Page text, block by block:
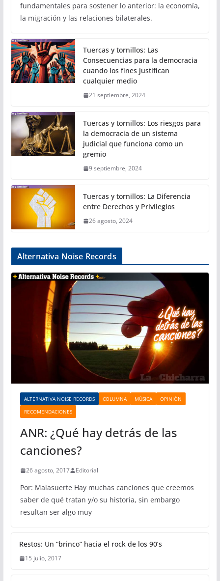
fundamentales para sostener lo anterior: la economía,
la migración y las relaciones bilaterales.
Tuercas y tornillos: Las
Consecuencias para la democracia
cuando los fines justifican
cualquier medio
21 septiembre, 2024
Tuercas y tornillos: Los riesgos para
la democracia de un sistema
judicial que funciona como un
gremio
9 septiembre, 2024
Tuercas y tornillos: La Diferencia
entre Derechos y Privilegios
26 agosto, 2024
Alternativa Noise Records
ALTERNATIVA NOISE RECORDS COLUMNA MÚSICA
OPINIÓN
RECOMENDACIONES
ANR: ¿Qué hay detrás de las
canciones?
26 agosto, 2017 Editorial
Por: Malasuerte Hay muchas canciones que creemos
saber de qué tratan y/o su historia, sin embargo
resultan ser algo muy
Restos: Un “brinco” hacia el rock de los 90’s
15 julio, 2017